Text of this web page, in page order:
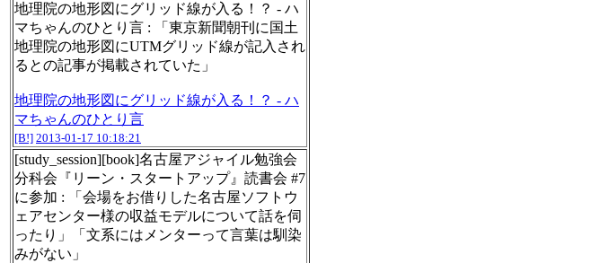
地理院の地形図にグリッド線が入る！？ - ハ
マちゃんのひとり言 : 「東京新聞朝刊に国土
地理院の地形図にUTMグリッド線が記入され
るとの記事が掲載されていた」
地理院の地形図にグリッド線が入る！？ - ハ
マちゃんのひとり言
[B!] 2013-01-17 10:18:21
[study_session][book]名古屋アジャイル勉強会
分科会『リーン・スタートアップ』読書会 #7
に参加 : 「会場をお借りした名古屋ソフトウ
ェアセンター様の収益モデルについて話を伺
ったり」「文系にはメンターって言葉は馴染
みがない」